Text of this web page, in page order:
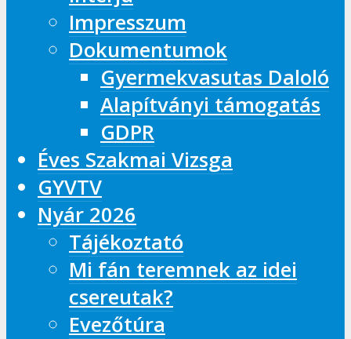
Impresszum
Dokumentumok
Gyermekvasutas Daloló
Alapítványi támogatás
GDPR
Éves Szakmai Vizsga
GYVTV
Nyár 2026
Tájékoztató
Mi fán teremnek az idei
csereutak?
Evezőtúra